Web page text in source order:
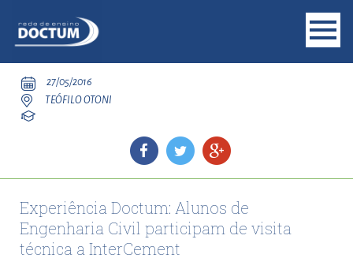
27/05/2016
TEÓFILO OTONI
Experiência Doctum: Alunos de
Engenharia Civil participam de visita
técnica a InterCement